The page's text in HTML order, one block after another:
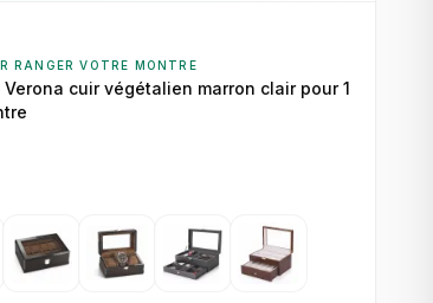
RANGER VOTRE MONTRE
Verona cuir végétalien marron clair pour 1